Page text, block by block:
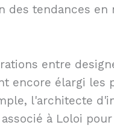
des tendances en
entre
encore élargi les
l'architecte
à Loloi